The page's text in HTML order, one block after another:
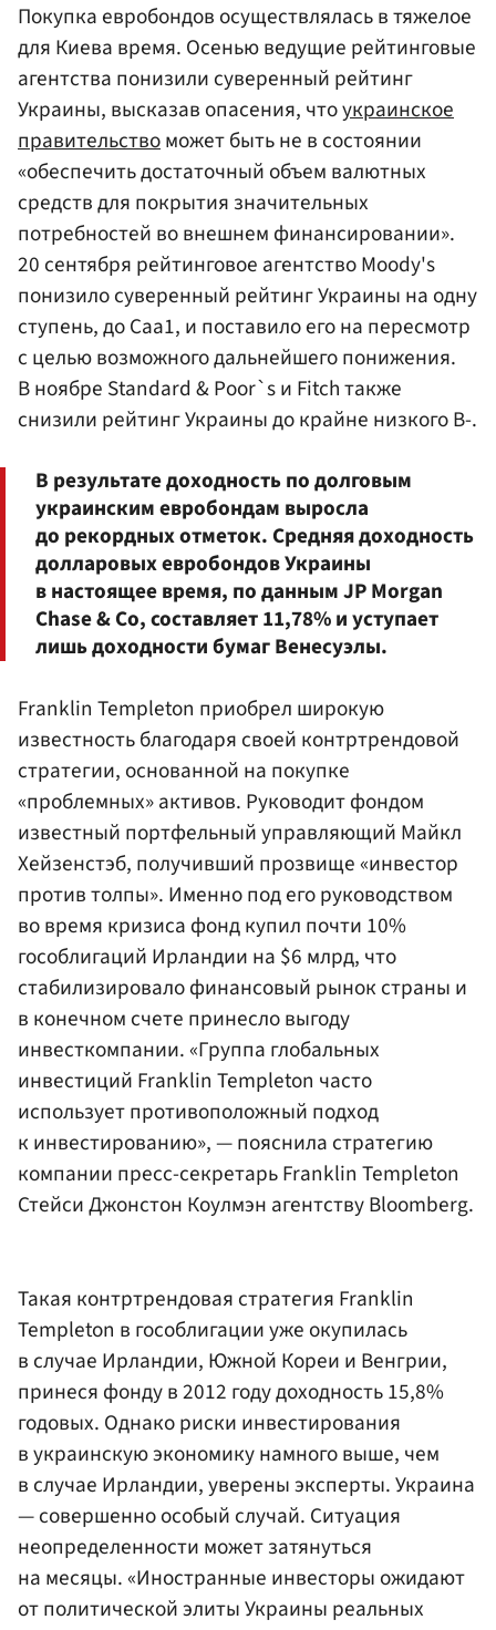
Покупка евробондов осуществлялась в тяжелое
для Киева время. Осенью ведущие рейтинговые
агентства понизили суверенный рейтинг
Украины, высказав опасения, чтоукраинское
правительствоможет быть не в состоянии
«обеспечить достаточный объем валютных
средств для покрытия значительных
потребностей во внешнем финансировании».
20 сентября рейтинговое агентство Moody's
понизило суверенный рейтинг Украины на одну
ступень, до Caa1, и поставило его на пересмотр
с целью возможного дальнейшего понижения.
В ноябре Standard & Poor`s и Fitch также
снизили рейтинг Украины до крайне низкого В-.
В результате доходность по долговым
украинским евробондам выросла
до рекордных отметок. Средняя доходность
долларовых евробондов Украины
в настоящее время, по данным JP Morgan
Chase & Co, составляет 11,78% и уступает
лишь доходности бумаг Венесуэлы.
Franklin Templeton приобрел широкую
известность благодаря своей контртрендовой
стратегии, основанной на покупке
«проблемных» активов. Руководит фондом
известный портфельный управляющий Майкл
Хейзенстэб, получивший прозвище «инвестор
против толпы». Именно под его руководством
во время кризиса фонд купил почти 10%
гособлигаций Ирландии на $6 млрд, что
стабилизировало финансовый рынок страны и
в конечном счете принесло выгоду
инвесткомпании. «Группа глобальных
инвестиций Franklin Templeton часто
использует противоположный подход
к инвестированию», — пояснила стратегию
компании пресс-секретарь Franklin Templeton
Стейси Джонстон Коулмэн агентству Bloomberg.
Такая контртрендовая стратегия Franklin
Templeton в гособлигации уже окупилась
в случае Ирландии, Южной Кореи и Венгрии,
принеся фонду в 2012 году доходность 15,8%
годовых. Однако риски инвестирования
в украинскую экономику намного выше, чем
в случае Ирландии, уверены эксперты. Украина
— совершенно особый случай. Ситуация
неопределенности может затянуться
на месяцы. «Иностранные инвесторы ожидают
от политической элиты Украины реальных